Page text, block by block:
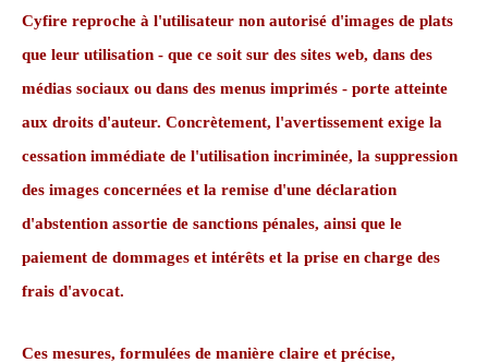
Cyfire reproche à l'utilisateur non autorisé d'images de plats
que leur utilisation - que ce soit sur des sites web, dans des
médias sociaux ou dans des menus imprimés - porte atteinte
aux droits d'auteur. Concrètement, l'avertissement exige la
cessation immédiate de l'utilisation incriminée, la suppression
des images concernées et la remise d'une déclaration
d'abstention assortie de sanctions pénales, ainsi que le
paiement de dommages et intérêts et la prise en charge des
frais d'avocat.
Ces mesures, formulées de manière claire et précise,